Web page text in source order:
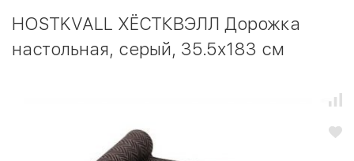
HOSTKVALL ХЁСТКВЭЛЛ Дорожка
настольная, серый, 35.5x183 см